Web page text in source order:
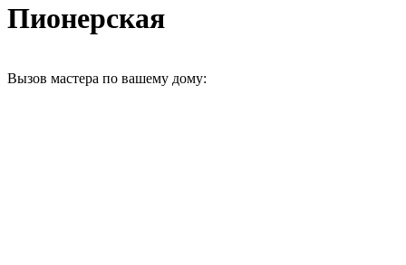
Пионерская
Вызов мастера по вашему дому: